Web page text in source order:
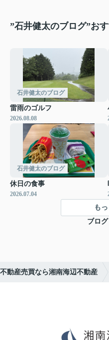
”石井健太のブログ”お
石井健太のブログ
雷雨のゴルフ
2026.08.08
石井健太のブログ
休日の食事
2026.07.04
も
ブロ
動産売買なら湘南海辺不動産